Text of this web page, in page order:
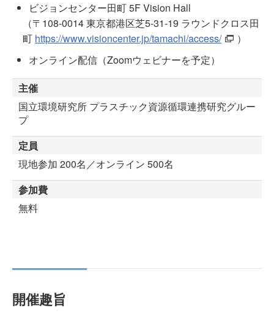
ビジョンセンター田町 5F Vision Hall
（〒108-0014 東京都港区芝5-31-19 ラウンドクロス田
町 https://www.visioncenter.jp/tamachi/access/
）
オンライン配信（Zoomウェビナーを予定）
主催
国立環境研究所 プラスチック資源循環連携研究グルー
プ
定員
現地参加 200名／オンライン 500名
参加費
無料
開催趣旨